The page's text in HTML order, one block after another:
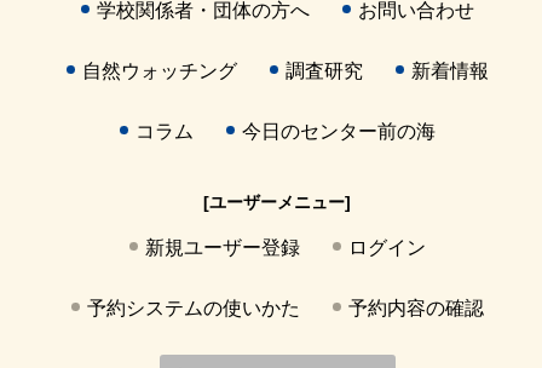
学校関係者・団体の方へ お問い合わせ
自然ウォッチング 調査研究 新着情報
コラム 今日のセンター前の海
[ユーザーメニュー]
新規ユーザー登録 ログイン
予約システムの使いかた 予約内容の確認